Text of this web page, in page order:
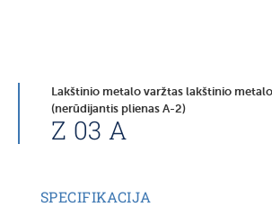
Lakštinio metalo varžtas lakštinio
(nerūdijantis plienas A-2)
Z 03 A
SPECIFIKACIJA